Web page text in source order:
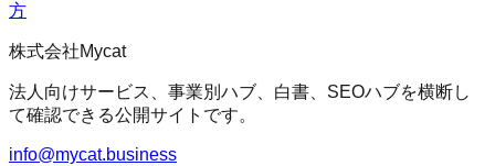
方
株式会社Mycat
法人向けサービス、事業別ハブ、白書、SEOハブを横断し
て確認できる公開サイトです。
info@mycat.business